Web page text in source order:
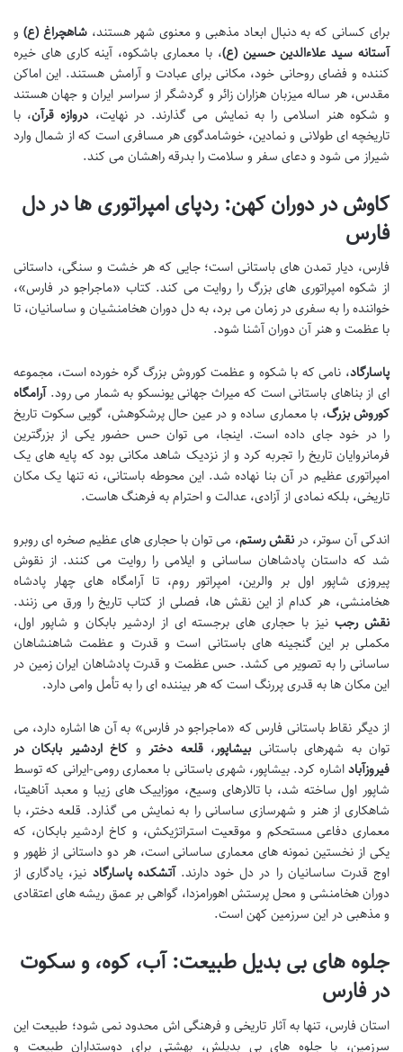
برای کسانی که به دنبال ابعاد مذهبی و معنوی شهر هستند،شاهچراغ (ع) و
آستانه سید علاءالدین حسین (ع)، با معماری باشکوه، آینه کاری های خیره
کننده و فضای روحانی خود، مکانی برای عبادت و آرامش هستند. این اماکن
مقدس، هر ساله میزبان هزاران زائر و گردشگر از سراسر ایران و جهان هستند
و شکوه هنر اسلامی را به نمایش می گذارند. در نهایت، دروازه قرآن، با
تاریخچه ای طولانی و نمادین، خوشامدگوی هر مسافری است که از شمال وارد
شیراز می شود و دعای سفر و سلامت را بدرقه راهشان می کند.
کاوش در دوران کهن: ردپای امپراتوری ها در دل
فارس
فارس، دیار تمدن های باستانی است؛ جایی که هر خشت و سنگی، داستانی
از شکوه امپراتوری های بزرگ را روایت می کند. کتاب «ماجراجو در فارس»،
خواننده را به سفری در زمان می برد، به دل دوران هخامنشیان و ساسانیان، تا
با عظمت و هنر آن دوران آشنا شود.
پاسارگاد، نامی که با شکوه و عظمت کوروش بزرگ گره خورده است، مجموعه
ای از بناهای باستانی است که میراث جهانی یونسکو به شمار می رود.آرامگاه
کوروش بزرگ، با معماری ساده و در عین حال پرشکوهش، گویی سکوت تاریخ
را در خود جای داده است. اینجا، می توان حس حضور یکی از بزرگترین
فرمانروایان تاریخ را تجربه کرد و از نزدیک شاهد مکانی بود که پایه های یک
امپراتوری عظیم در آن بنا نهاده شد. این محوطه باستانی، نه تنها یک مکان
تاریخی، بلکه نمادی از آزادی، عدالت و احترام به فرهنگ هاست.
اندکی آن سوتر، در نقش رستم، می توان با حجاری های عظیم صخره ای روبرو
شد که داستان پادشاهان ساسانی و ایلامی را روایت می کنند. از نقوش
پیروزی شاپور اول بر والرین، امپراتور روم، تا آرامگاه های چهار پادشاه
هخامنشی، هر کدام از این نقش ها، فصلی از کتاب تاریخ را ورق می زنند.
نقش رجبنیز با حجاری های برجسته ای از اردشیر بابکان و شاپور اول،
مکملی بر این گنجینه های باستانی است و قدرت و عظمت شاهنشاهان
ساسانی را به تصویر می کشد. حس عظمت و قدرت پادشاهان ایران زمین در
این مکان ها به قدری پررنگ است که هر بیننده ای را به تأمل وامی دارد.
از دیگر نقاط باستانی فارس که «ماجراجو در فارس» به آن ها اشاره دارد، می
توان به شهرهای باستانی بیشاپور،قلعه دختر و کاخ اردشیر بابکان در
فیروزآباداشاره کرد. بیشاپور، شهری باستانی با معماری رومی-ایرانی که توسط
شاپور اول ساخته شد، با تالارهای وسیع، موزاییک های زیبا و معبد آناهیتا،
شاهکاری از هنر و شهرسازی ساسانی را به نمایش می گذارد. قلعه دختر، با
معماری دفاعی مستحکم و موقعیت استراتژیکش، و کاخ اردشیر بابکان، که
یکی از نخستین نمونه های معماری ساسانی است، هر دو داستانی از ظهور و
اوج قدرت ساسانیان را در دل خود دارند.آتشکده پاسارگاد نیز، یادگاری از
دوران هخامنشی و محل پرستش اهورامزدا، گواهی بر عمق ریشه های اعتقادی
و مذهبی در این سرزمین کهن است.
جلوه های بی بدیل طبیعت: آب، کوه، و سکوت
در فارس
استان فارس، تنها به آثار تاریخی و فرهنگی اش محدود نمی شود؛ طبیعت این
سرزمین، با جلوه های بی بدیلش، بهشتی برای دوستداران طبیعت و